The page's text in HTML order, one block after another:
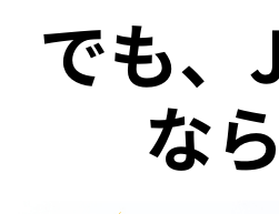
でも、
な